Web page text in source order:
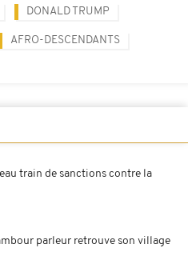
DONALD TRUMP
AFRO-DESCENDANTS
train de sanctions contre la
parleur retrouve son village